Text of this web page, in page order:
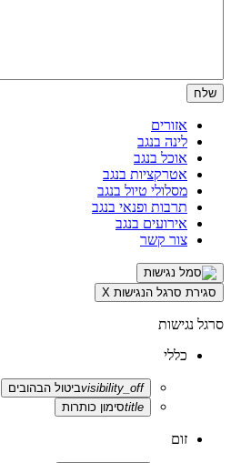
אזורים
לינה בנגב
אוכל בנגב
אטרקציות בנגב
מסלולי טיול בנגב
תרבות ופנאי בנגב
אירועים בנגב
צור קשר
סגירת סרגל הנגישות X
סרגל נגישות
כללי
visibility_offביטול הבהובים
titleסימון כותרות
זום